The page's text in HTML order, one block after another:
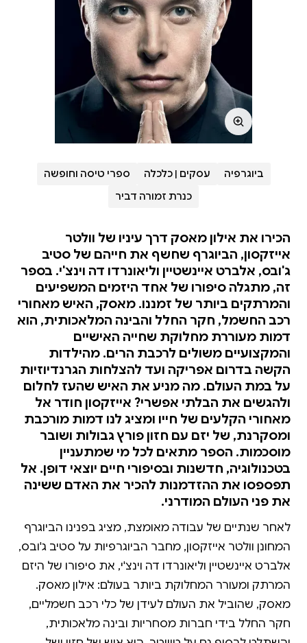
ביוגרפיה עסקים | כלכלה
ספרי טיסה וחופשה
כנרת זמורה דביר
הכירו את אילון מאסק דרך עיניו של וולטר
אייזקסון, הביוגרף שחשף את חייהם של סטיב
ג'ובס, אלברט איינשטיין וליאונרדו דה וינצ'י. בספר
זה, מתגלה סיפורו של אחד היזמים המשפיעים
והמרתקים ביותר של זמננו. מאסק, האיש מאחורי
רכב החשמל, חקר החלל והבינה המלאכותית, הוא
דמות מעוררת מחלוקת שחייה האישיים
והמקצועיים משולים לרכבת הרים. מהילדות
הקשה בדרום אפריקה ועד להצלחות הגרנדיוזיות
על במת העולם. מה מניע את האיש שהעז לחלום
ולהגשים את הבלתי אפשרי? אייזקסון חודר אל
מאחורי הקלעים של חייו ומציג לנו דמות מורכבת
ומסקרנת, של יזם עם חזון פורץ גבולות ושובר
מוסכמות. הספר מתאים לכל מי שמתעניין
בטכנולוגיה, חדשנות ובסיפורי חיים יוצאי דופן. אל
תפספסו את ההזדמנות להכיר את האדם ששינה
את פני העולם המודרני.
לאחר שנתיים של עבודה מאומצת, מציג בפנינו הביוגרף
המחונן וולטר אייזקסון, מחבר הביוגרפיות על סטיב ג'ובס,
אלברט איינשטיין וליאונרדו דה וינצ'י, את סיפורו של היזם
המרתק ומעורר המחלוקת ביותר בעולם: אילון מאסק.
מאסק, שהוביל את העולם לעידן של כלי רכב חשמליים,
חקר החלל בידי חברות מסחריות ובינה מלאכותית,